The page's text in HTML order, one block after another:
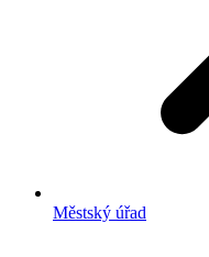
Městský úřad